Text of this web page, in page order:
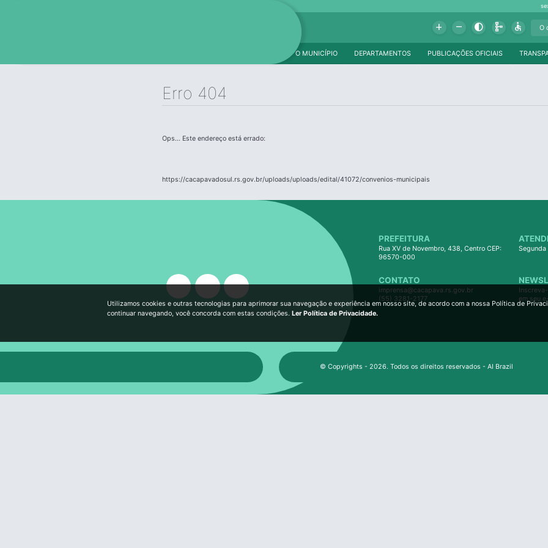
Add Remove Contrast Schema Accessible
PUBLICAÇÕES OFICIAIS
DEPARTAMENTOS
O MUNICÍPIO
Erro 404
Ops... Este endereço está errado:
https://cacapavadosul.rs.gov.br/uploads/uploads/edital/41072/convenios-municipais
PREFEITURA
Rua XV de Novembro, 438, Centro CEP:
96570-000
Segunda
CONTATO
imprensa@cacapava.rs.gov.br
(55) 3281-2177
em seu
© Copyrights - 2026. Todos os direitos reservados - AI Brazil
Utilizamos cookies e outras tecnologias para aprimorar sua navegação e experiência em nosso site, de acordo com a nossa Política de
continuar navegando, você concorda com estas condições. Ler Política de Privacidade.